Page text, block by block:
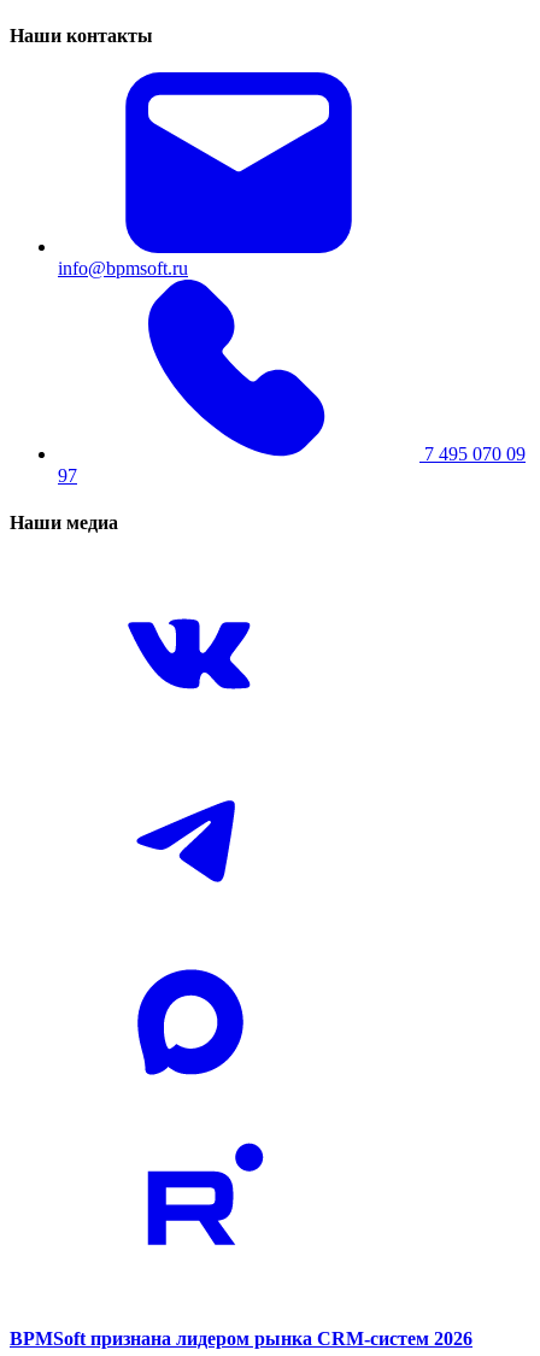
Наши контакты
info@bpmsoft.ru
7 495 070 09
97
Наши медиа
BPMSoft признана лидером рынка CRM-систем 2026